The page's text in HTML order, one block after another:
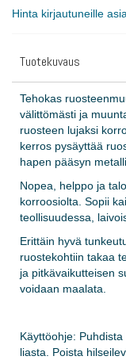
Hinta kirjautuneille
Tuotekuvaus
Tehokas
välittömästi ja
ruosteen lujaksi
kerros pysäyttää
hapen pääsyn
Nopea, helppo ja
korroosiolta. Sopii
teollisuudessa,
Erittäin hyvä
ruostekohtiin takaa
ja pitkävaikutteisen
voidaan maalata.
Käyttöohje:
liasta. Poista